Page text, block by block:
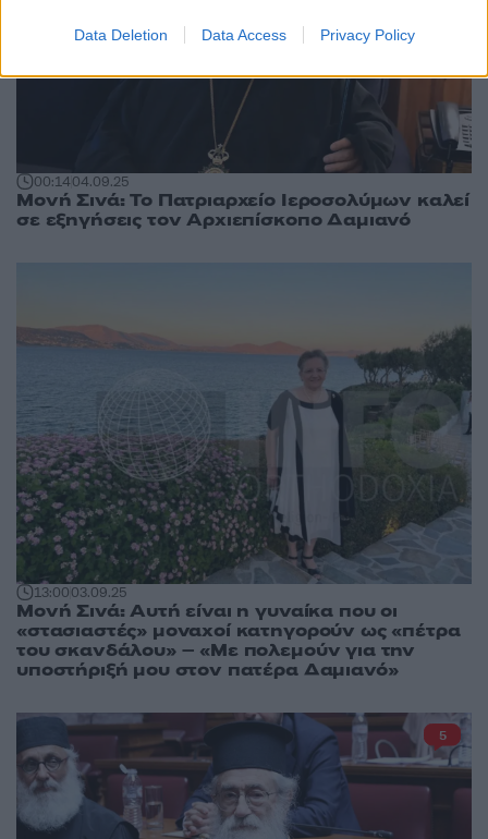
Data Deletion Data Access Privacy Policy
00:1404.09.25
Μονή Σινά: Το Πατριαρχείο Ιεροσολύμων καλεί
σε εξηγήσεις τον Αρχιεπίσκοπο Δαμιανό
13:0003.09.25
Μονή Σινά: Αυτή είναι η γυναίκα που οι
«στασιαστές» μοναχοί κατηγορούν ως «πέτρα
του σκανδάλου» – «Με πολεμούν για την
υποστήριξή μου στον πατέρα Δαμιανό»
5